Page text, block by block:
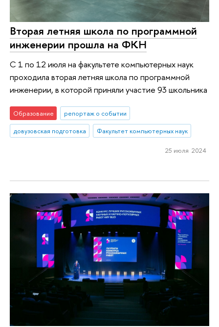
Вторая летняя школа по программной
инженерии прошла на ФКН
С 1 по 12 июля на факультете компьютерных наук
проходила вторая летняя школа по программной
инженерии, в которой приняли участие 93 школьника
Образование
репортаж о событии
довузовская подготовка
Факультет компьютерных наук
25 июля 2024